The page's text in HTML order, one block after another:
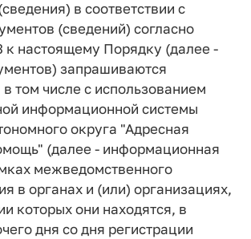
в соответствии с
(сведений) согласно
настоящему Порядку (далее -
запрашиваются
том числе с использованием
информационной системы
округа "Адресная
(далее - информационная
межведомственного
в органах и (или) организациях,
которых они находятся, в
дня со дня регистрации